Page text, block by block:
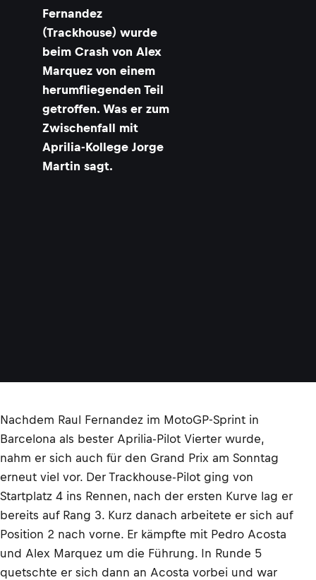
Fernandez
(Trackhouse) wurde
beim Crash von Alex
Marquez von einem
herumfliegenden Teil
getroffen. Was er zum
Zwischenfall mit
Aprilia-Kollege Jorge
Martin sagt.
Nachdem Raul Fernandez im MotoGP-Sprint in
Barcelona als bester Aprilia-Pilot Vierter wurde,
nahm er sich auch für den Grand Prix am Sonntag
erneut viel vor. Der Trackhouse-Pilot ging von
Startplatz 4 ins Rennen, nach der ersten Kurve lag er
bereits auf Rang 3. Kurz danach arbeitete er sich auf
Position 2 nach vorne. Er kämpfte mit Pedro Acosta
und Alex Marquez um die Führung. In Runde 5
quetschte er sich dann an Acosta vorbei und war